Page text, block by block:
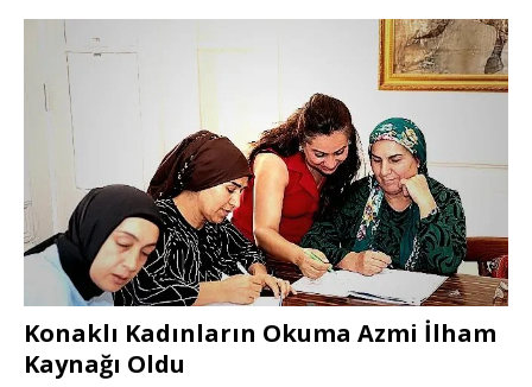
Konaklı Kadınların Okuma Azmi İlham
Kaynağı Oldu